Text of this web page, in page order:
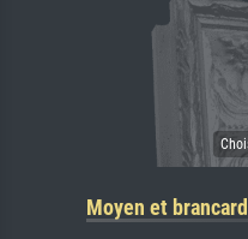
Moyen et brancard